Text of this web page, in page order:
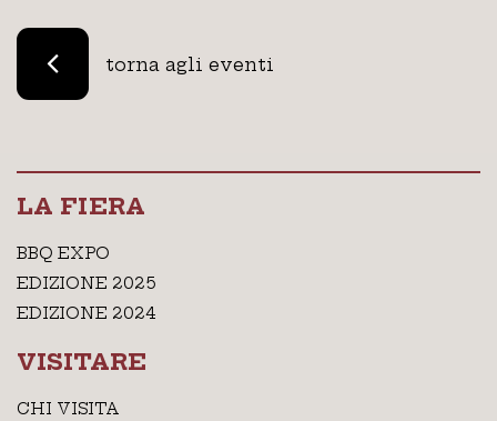
torna agli eventi
LA FIERA
BBQ EXPO
EDIZIONE 2025
EDIZIONE 2024
VISITARE
CHI VISITA